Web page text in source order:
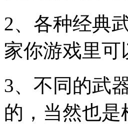
2、各种经典
家你游戏里
3、不同的武
的，当然也